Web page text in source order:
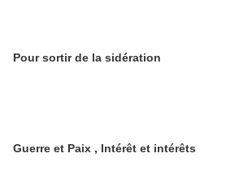
Pour sortir de la sidération
Guerre et Paix , Intérêt et intérêts